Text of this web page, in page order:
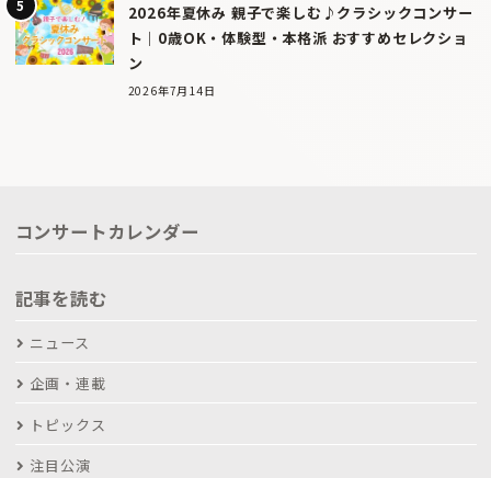
2026年夏休み 親子で楽しむ♪クラシックコンサー
ト｜0歳OK・体験型・本格派 おすすめセレクショ
ン
2026年7月14日
コンサートカレンダー
記事を読む
ニュース
企画・連載
トピックス
注目公演